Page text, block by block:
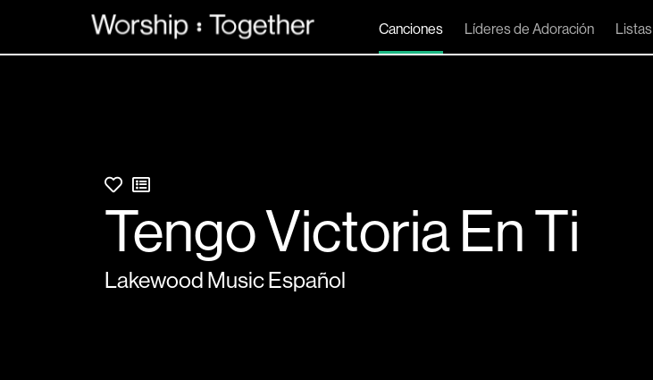
Canciones Líderes de Adoración Listas
Tengo Victoria En Ti
Lakewood Music Español